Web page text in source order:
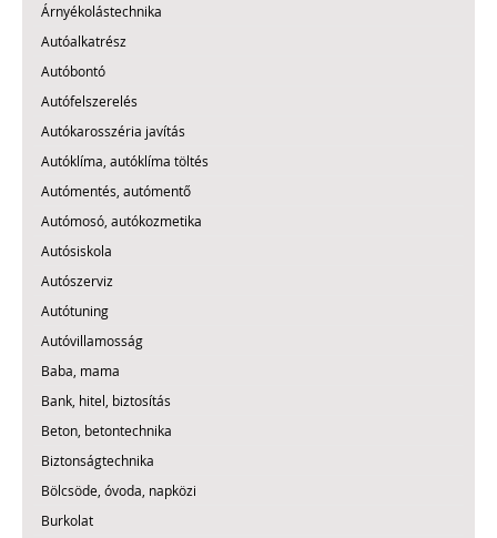
Árnyékolástechnika
Autóalkatrész
Autóbontó
Autófelszerelés
Autókarosszéria javítás
Autóklíma, autóklíma töltés
Autómentés, autómentő
Autómosó, autókozmetika
Autósiskola
Autószerviz
Autótuning
Autóvillamosság
Baba, mama
Bank, hitel, biztosítás
Beton, betontechnika
Biztonságtechnika
Bölcsöde, óvoda, napközi
Burkolat